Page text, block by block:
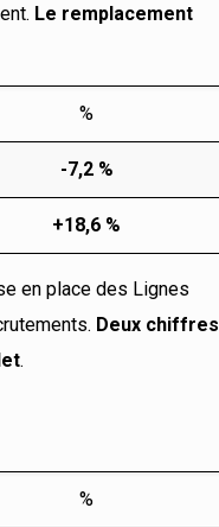
Le remplacement
%
-7,2 %
+18,6 %
en place des Lignes
Deux chiffres
.
%